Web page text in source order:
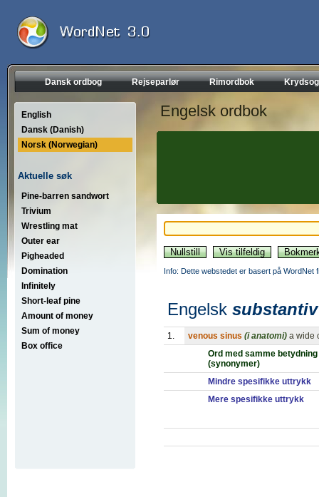
Dansk ordbog Rejseparlør Rimordbok
English
Dansk (Danish)
Norsk (Norwegian)
Aktuelle søk
Pine-barren sandwort
Trivium
Wrestling mat
Outer ear
Pigheaded
Domination
Infinitely
Short-leaf pine
Amount of money
Sum of money
Box office
Engelsk ordbok
Info: Dette webstedet er basert på WordNet
Engelsk substantiv
1. venous sinus (i anatomi) a wide
Ord med samme betydning
(synonymer)
Mindre spesifikke uttrykk
Mere spesifikke uttrykk